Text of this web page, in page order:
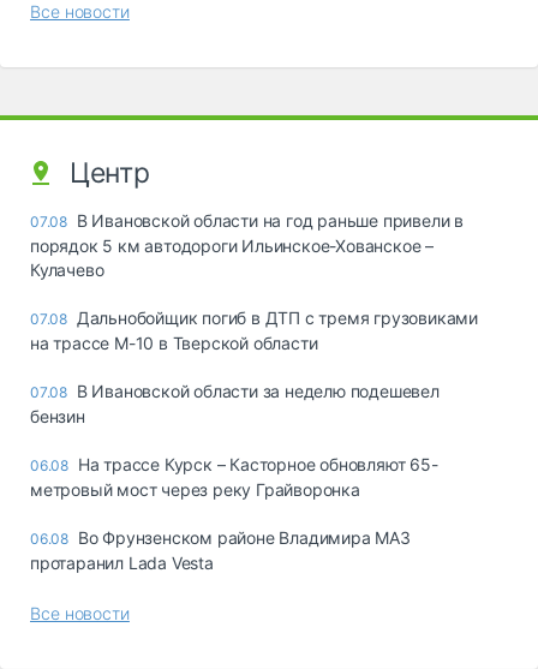
Все новости
Центр
07.08 В Ивановской области на год раньше привели в
порядок 5 км автодороги Ильинское-Хованское –
Кулачево
07.08 Дальнобойщик погиб в ДТП с тремя грузовиками
на трассе М-10 в Тверской области
07.08 В Ивановской области за неделю подешевел
бензин
06.08 На трассе Курск – Касторное обновляют 65-
метровый мост через реку Грайворонка
06.08 Во Фрунзенском районе Владимира МАЗ
протаранил Lada Vesta
Все новости